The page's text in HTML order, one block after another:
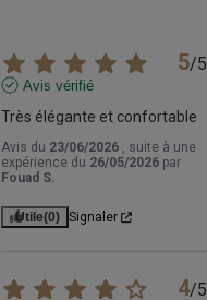
5/5
Avis vérifié
Très élégante et confortable
Avis du 23/06/2026 , suite à une
expérience du 26/05/2026 par
Fouad S.
Utile(0) Signaler
4/5